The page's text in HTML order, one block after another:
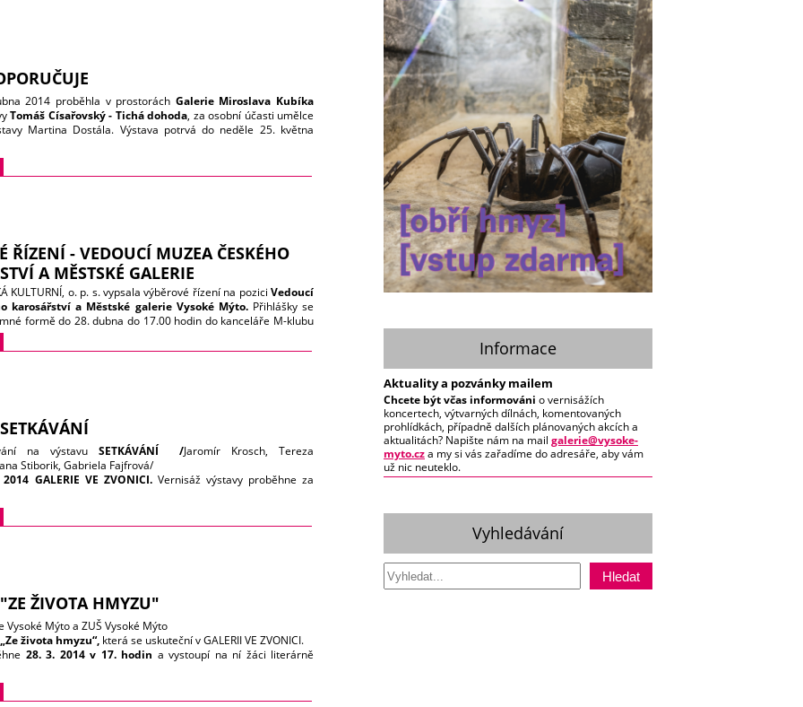
2014 proběhla v prostorách Galerie Miroslava Kubíka
Tomáš Císařovský - Tichá dohoda, za osobní účasti umělce
Martina Dostála. Výstava potrvá do neděle 25. května
jeden z nejuznávanějších českých malířů, se svou
se o čitelnost obrazu. O své tvorbě říká, že je nejcennější,
chce, najde svůj úhel pohledu.
ŘÍZENÍ - VEDOUCÍ MUZEA ČESKÉHO
A MĚSTSKÉ GALERIE
KULTURNÍ, o. p. s. vypsala výběrové řízení na pozici Vedoucí
karosářství a Městské galerie Vysoké Mýto.Přihlášky se
formě do 28. dubna do 17.00 hodin do kanceláře M-klubu
71, 566 01 Vysoké Mýto nebo poštou na adresu
KULTURNÍ, o. p. s., Litomyšlská 72, 566 01 Vysoké Mýto. Bližší
na výstavuSETKÁVÁNÍ /Jaromír Krosch, Tereza
Stiborik, Gabriela Fajfrová/
GALERIE VE ZVONICI. Vernisáž výstavy proběhne za
doprovod: Jana
Monika Zerzánová.
ŽIVOTA HMYZU"
Vysoké Mýto a ZUŠ Vysoké Mýto
„Ze života hmyzu“, která se uskuteční v GALERII VE ZVONICI.
28. 3. 2014 v 17. hodin a vystoupí na ní žáci literárně
kresby, malby, grafiky a objekty žáků výtvarného oboru ZUŠ
Informace
Aktuality a pozvánky mailem
Chcete být včas informováni o vernisážích
koncertech, výtvarných dílnách, komentovaných
prohlídkách, případně dalších plánovaných akcích a
aktualitách? Napište nám na mail galerie@vysoke-
myto.cza my si vás zařadíme do adresáře, aby vám
už nic neuteklo.
Vyhledávání
Hledat